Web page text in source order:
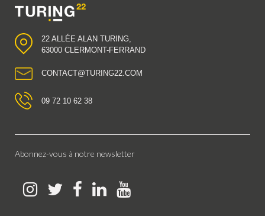
22 ALLÉE ALAN TURING,
63000 CLERMONT-FERRAND
CONTACT@TURING22.COM
09 72 10 62 38
Abonnez-vous à notre newsletter